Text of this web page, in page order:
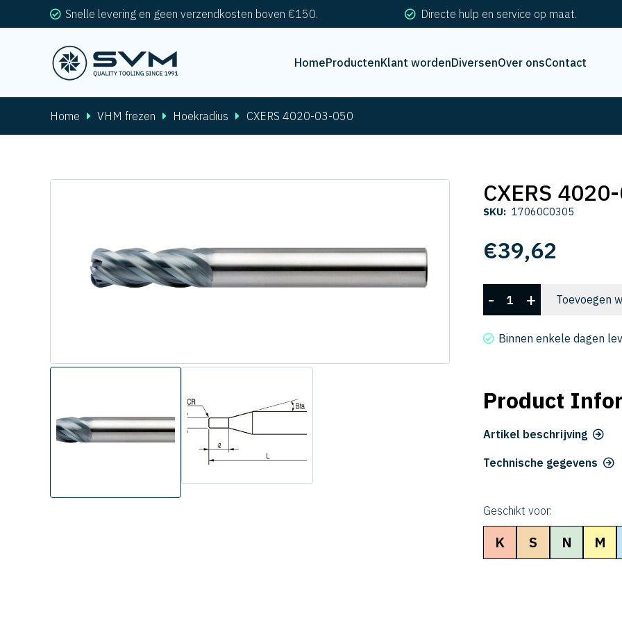
Snelle levering en geen verzendkosten boven €150. Directe hulp en service op maat.
HomeProductenKlant wordenDiversenOver onsContact
Home VHM frezen Hoekradius CXERS 4020-03-050
CXERS
SKU: 17060C0305
€39,62
CXERS
4020-
03-
- + Toevoegen
Binnen enkele dagen
Product
Artikel beschrijving
Technische gegevens
Geschikt voor:
K S N M